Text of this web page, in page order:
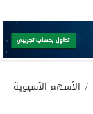
/ الأسهم الآسيوية